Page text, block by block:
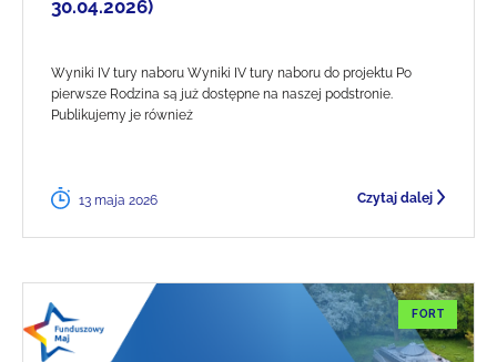
30.04.2026)
Wyniki IV tury naboru Wyniki IV tury naboru do projektu Po
pierwsze Rodzina są już dostępne na naszej podstronie.
Publikujemy je również
13 maja 2026 Czytaj dalej
FORT